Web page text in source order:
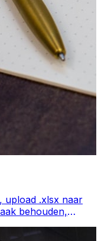
upload .xlsx naar
behouden,